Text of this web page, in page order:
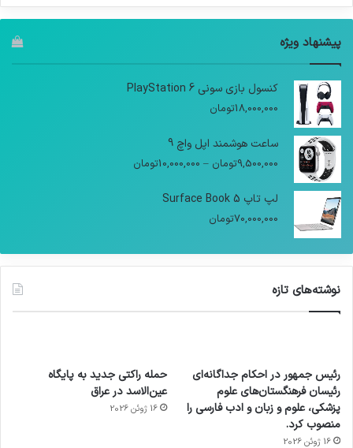
پیشنهاد ویژه
کنسول بازی سونی PlayStation 6
18,000,000تومان
ساعت هوشمند اپل واچ 9
9,500,000تومان –
10,000,000تومان
لپ تاپ Surface Book 5
70,000,000تومان
نوشته‌های تازه
رئیس جمهور در احکام جداگانه‌ای
رئیسان فرهنگستان‌های علوم
پزشکی، علوم و زبان و ادب فارسی را
منصوب کرد.
16 ژوئن 2026
حمله راکتی جدید به پایگاه
عین‌الاسد در عراق
16 ژوئن 2026